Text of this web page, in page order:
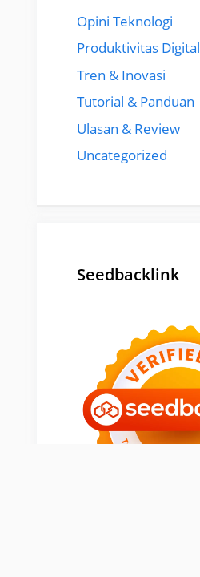
Opini Teknologi
Produktivitas Digital
Tren & Inovasi
Tutorial & Panduan
Ulasan & Review
Uncategorized
Seedbacklink